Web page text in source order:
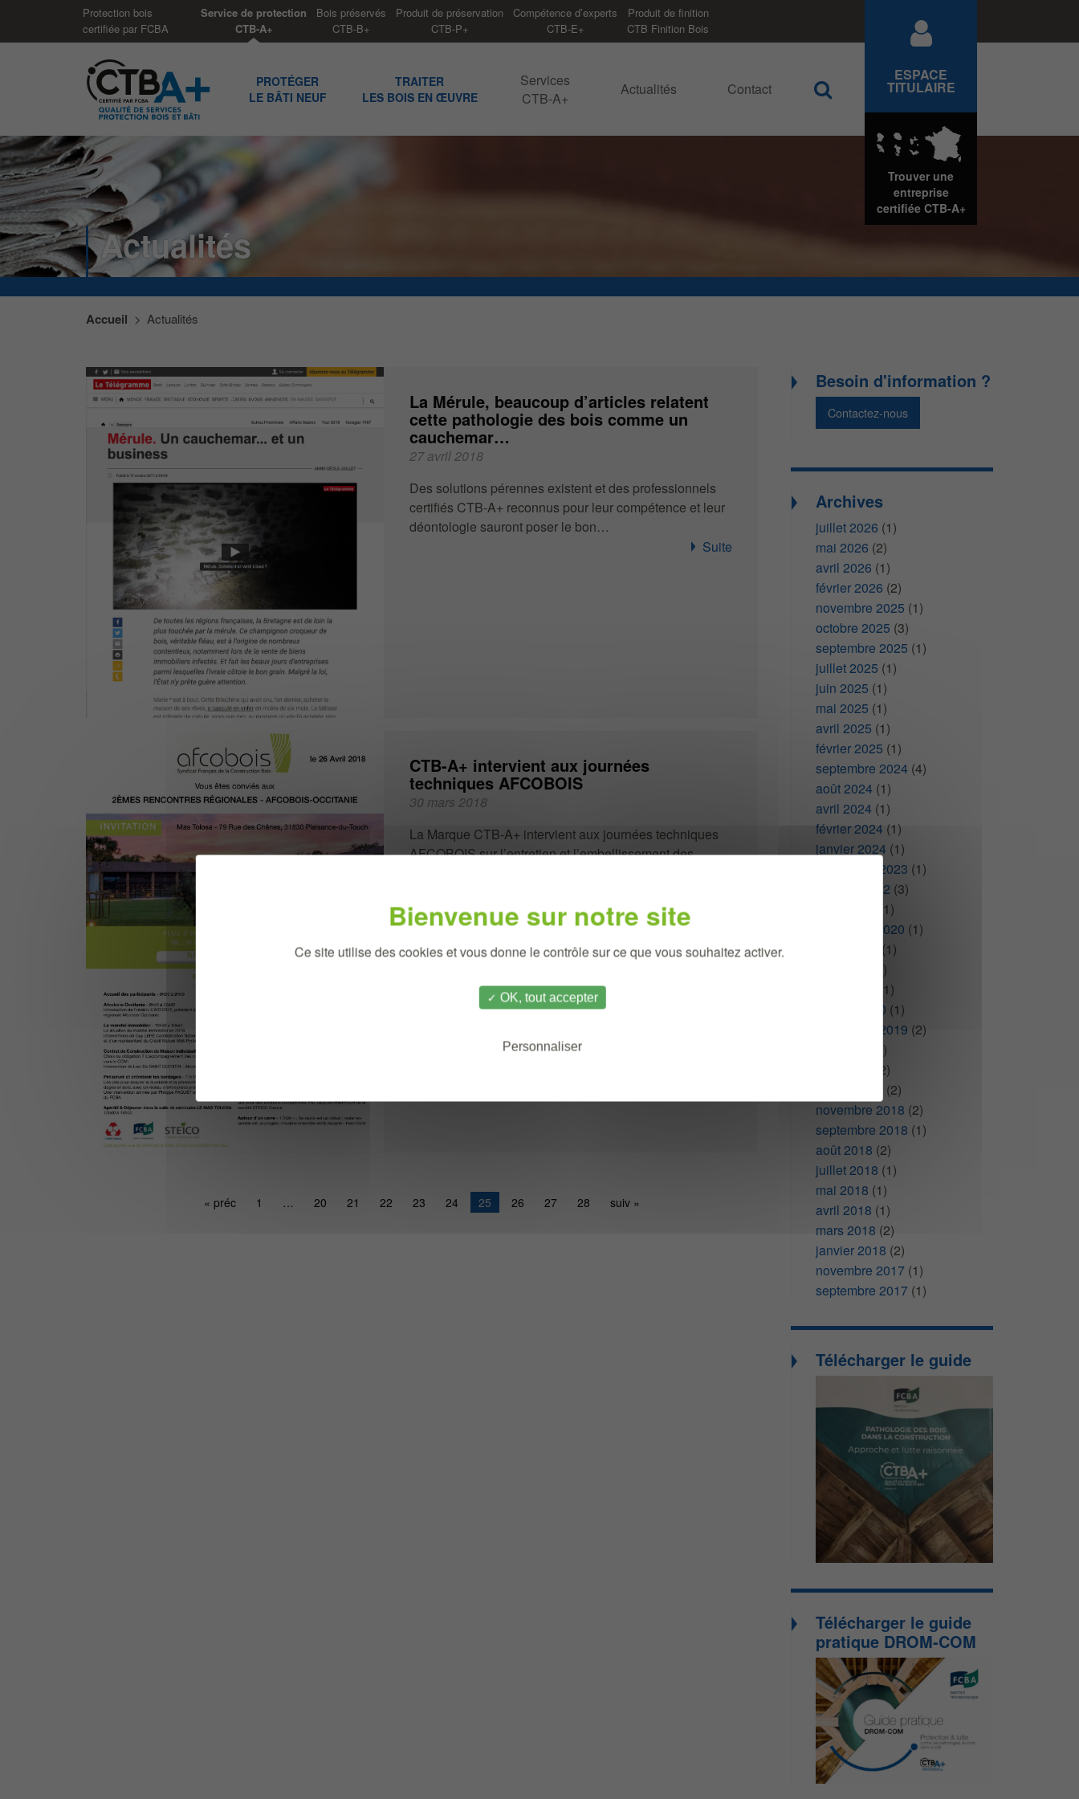
Panneau de gestion des cookies
Ce site utilise des cookies et vous donne le contrôle sur ce que vous souhaitez activer.
OK, tout accepter
Personnaliser
Protection bois
certifiée par FCBA
Service de protection
CTB-A+
Bois préservés
CTB-B+
Produit de préservation
CTB-P+
Compétence d’experts
CTB-E+
Produit de finition
CTB Finition Bois
PROTÉGER
LE BÂTI NEUF
TRAITER
LES BOIS EN ŒUVRE
Services
CTB-A+
Actualités Contact Rechercher
ESPACE
TITULAIRE
Trouver une
entreprise
certifiée CTB-A+
Actualités
Accueil > Actualités
La Mérule, beaucoup d’articles relatent
cette pathologie des bois comme un
cauchemar…
27 avril 2018
Des solutions pérennes existent et des professionnels
certifiés CTB-A+ reconnus pour leur compétence et leur
déontologie sauront poser le bon…
Suite
CTB-A+ intervient aux journées
techniques AFCOBOIS
30 mars 2018
La Marque CTB-A+ intervient aux journées techniques
AFCOBOIS sur l’entretien et l’embellissement des
« préc 1 … 20 21 22 23 24 25 26 27 28 suiv »
Besoin d'information ?
Contactez-nous
Archives
juillet 2026 (1)
mai 2026 (2)
avril 2026 (1)
février 2026 (2)
novembre 2025 (1)
octobre 2025 (3)
septembre 2025 (1)
juillet 2025 (1)
juin 2025 (1)
mai 2025 (1)
avril 2025 (1)
février 2025 (1)
septembre 2024(4)
août 2024(1)
avril 2024(1)
février 2024(1)
janvier 2024(1)
septembre 2023 (1)
octobre 2022 (3)
(1)
novembre 2020 (1)
(1)
(1)
(1)
janvier 2020 (1)
septembre 2019 (2)
(1)
(2)
(2)
novembre 2018 (2)
septembre 2018 (1)
août 2018 (2)
juillet 2018 (1)
mai 2018 (1)
avril 2018 (1)
mars 2018 (2)
janvier 2018 (2)
novembre 2017(1)
septembre 2017(1)
Télécharger le guide
Télécharger le guide
pratique DROM-COM